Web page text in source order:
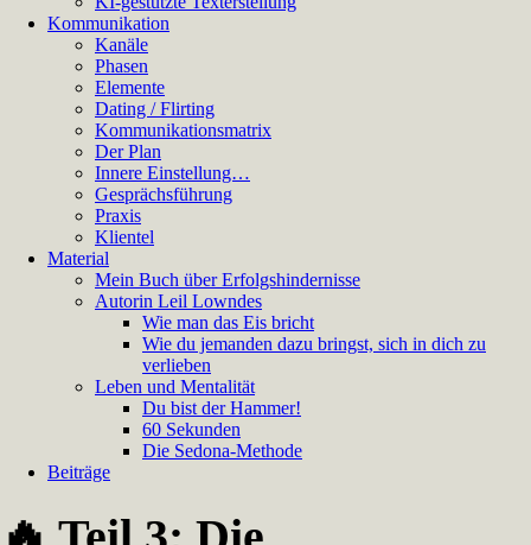
Kommunikation
Kanäle
Phasen
Elemente
Dating / Flirting
Kommunikationsmatrix
Der Plan
Innere Einstellung…
Gesprächsführung
Praxis
Klientel
Material
Mein Buch über Erfolgshindernisse
Autorin Leil Lowndes
Wie man das Eis bricht
Wie du jemanden dazu bringst, sich in dich zu
verlieben
Leben und Mentalität
Du bist der Hammer!
60 Sekunden
Die Sedona-Methode
Beiträge